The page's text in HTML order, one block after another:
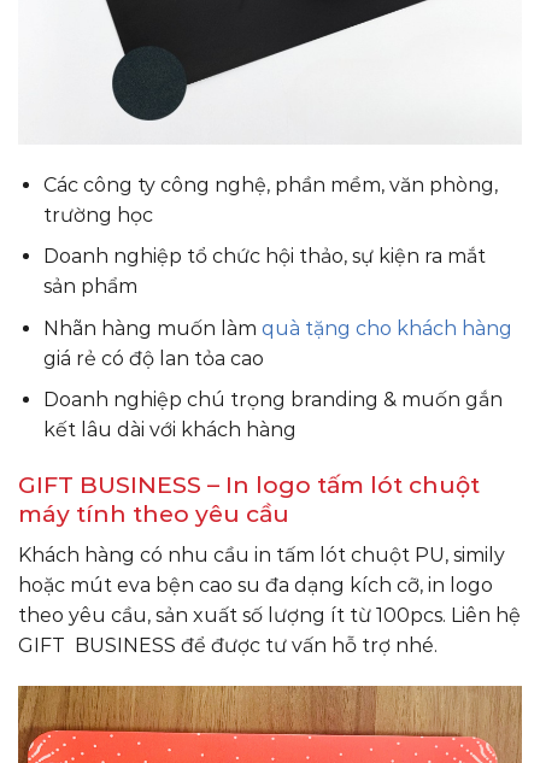
Các công ty công nghệ, phần mềm, văn phòng,
trường học
Doanh nghiệp tổ chức hội thảo, sự kiện ra mắt
sản phẩm
Nhãn hàng muốn làm quà tặng cho khách hàng
giá rẻ có độ lan tỏa cao
Doanh nghiệp chú trọng branding & muốn gắn
kết lâu dài với khách hàng
GIFT BUSINESS – In logo tấm lót chuột
máy tính theo yêu cầu
Khách hàng có nhu cầu in tấm lót chuột PU, simily
hoặc mút eva bện cao su đa dạng kích cỡ, in logo
theo yêu cầu, sản xuất số lượng ít từ 100pcs. Liên hệ
GIFT BUSINESS để được tư vấn hỗ trợ nhé.